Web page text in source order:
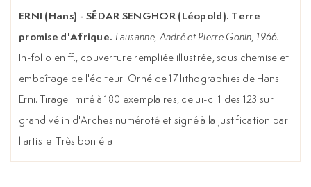
ERNI (Hans) - SÉDAR SENGHOR (Léopold). Terre
promise d'Afrique. Lausanne, André et Pierre Gonin, 1966.
In-folio en ff., couverture rempliée illustrée, sous chemise et
emboîtage de l'éditeur. Orné de 17 lithographies de Hans
Erni. Tirage limité à 180 exemplaires, celui-ci 1 des 123 sur
grand vélin d'Arches numéroté et signé à la justification par
l'artiste. Très bon état